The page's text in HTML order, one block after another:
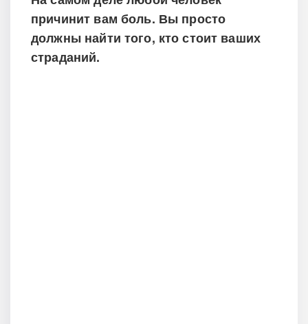
причинит вам боль. Вы просто
должны найти того, кто стоит ваших
страданий.